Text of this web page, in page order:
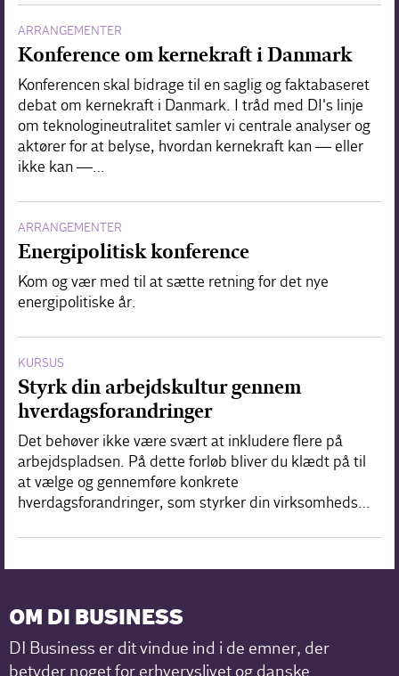
ARRANGEMENTER
Konference om kernekraft i Danmark
Konferencen skal bidrage til en saglig og faktabaseret
debat om kernekraft i Danmark. I tråd med DI's linje
om teknologineutralitet samler vi centrale analyser og
aktører for at belyse, hvordan kernekraft kan — eller
ikke kan —…
ARRANGEMENTER
Energipolitisk konference
Kom og vær med til at sætte retning for det nye
energipolitiske år.
KURSUS
Styrk din arbejdskultur gennem
hverdagsforandringer
Det behøver ikke være svært at inkludere flere på
arbejdspladsen. På dette forløb bliver du klædt på til
at vælge og gennemføre konkrete
hverdagsforandringer, som styrker din virksomheds…
OM DI BUSINESS
DI Business er dit vindue ind i de emner, der